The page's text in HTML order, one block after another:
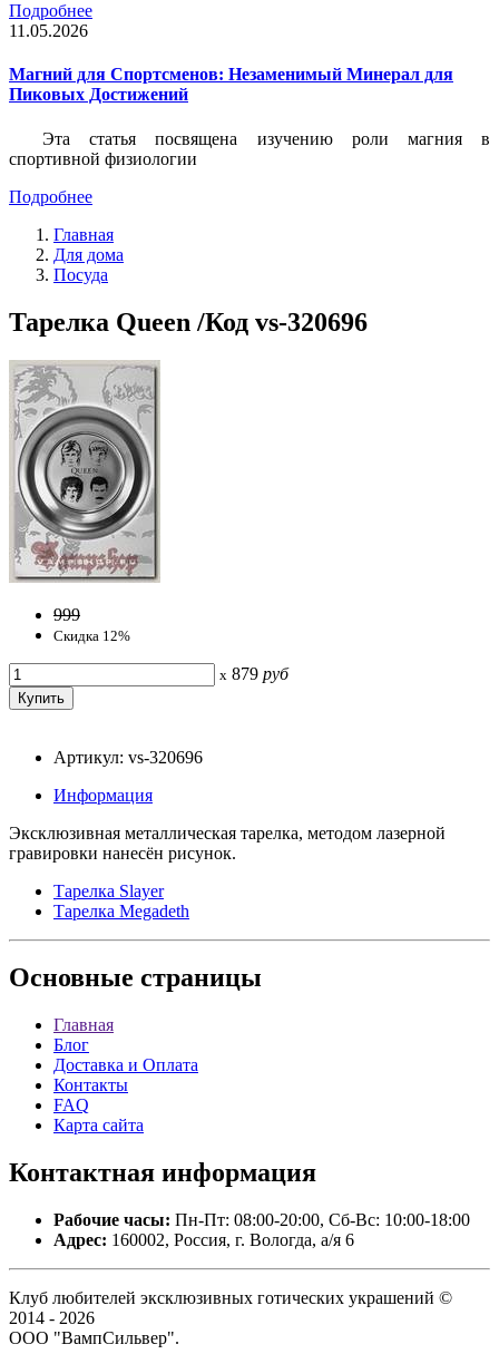
Подробнее
11.05.2026
Магний для Спортсменов: Незаменимый Минерал для
Пиковых Достижений
Эта статья посвящена изучению роли магния в
спортивной физиологии
Подробнее
Главная
Для дома
Посуда
Тарелка Queen /Код vs-320696
999
Скидка 12%
x 879 руб
Артикул: vs-320696
Информация
Эксклюзивная металлическая тарелка, методом лазерной
гравировки нанесён рисунок.
Тарелка Slayer
Тарелка Megadeth
Основные страницы
Главная
Блог
Доставка и Оплата
Контакты
FAQ
Карта сайта
Контактная информация
Рабочие часы: Пн-Пт: 08:00-20:00, Сб-Вс: 10:00-18:00
Адрес: 160002, Россия, г. Вологда, а/я 6
Клуб любителей эксклюзивных готических украшений ©
2014 - 2026
ООО "ВампСильвер".